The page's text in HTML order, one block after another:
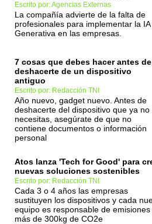
Escrito por: Agencias Externas
La compañía advierte de la falta de
profesionales para implementar la IA
Generativa en las empresas.
7 cosas que debes hacer antes de
deshacerte de un dispositivo
antiguo
Escrito por: Redacción TNI
Año nuevo, gadget nuevo. Antes de
deshacerte del dispositivo que ya no
necesitas, asegúrate de que no
contiene documentos o información
personal
Atos lanza 'Tech for Good' para
nuevas soluciones sostenibles
Escrito por: Redacción TNI
Cada 3 o 4 años las empresas
sustituyen los dispositivos y cada
equipo es responsable de emisiones
más de 300kg de CO2e